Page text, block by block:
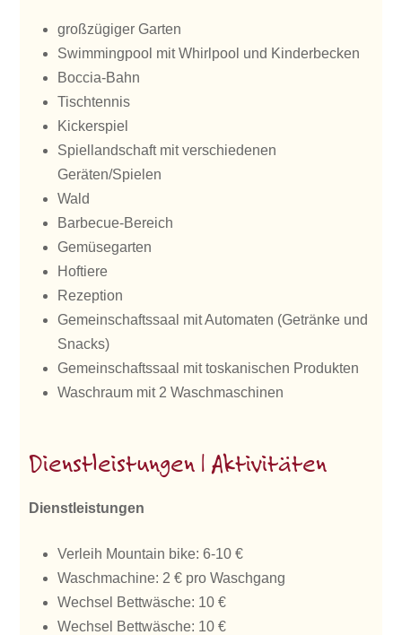
großzügiger Garten
Swimmingpool mit Whirlpool und Kinderbecken
Boccia-Bahn
Tischtennis
Kickerspiel
Spiellandschaft mit verschiedenen
Geräten/Spielen
Wald
Barbecue-Bereich
Gemüsegarten
Hoftiere
Rezeption
Gemeinschaftssaal mit Automaten (Getränke und
Snacks)
Gemeinschaftssaal mit toskanischen Produkten
Waschraum mit 2 Waschmaschinen
Dienstleistungen | Aktivitäten
Dienstleistungen
Verleih Mountain bike: 6-10 €
Waschmachine: 2 € pro Waschgang
Wechsel Bettwäsche: 10 €
Wechsel Bettwäsche: 10 €